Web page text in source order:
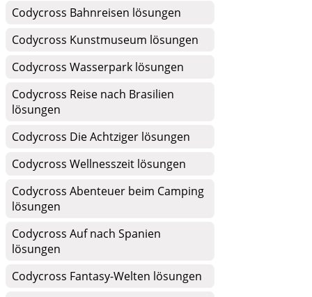
Codycross Bahnreisen lösungen
Codycross Kunstmuseum lösungen
Codycross Wasserpark lösungen
Codycross Reise nach Brasilien
lösungen
Codycross Die Achtziger lösungen
Codycross Wellnesszeit lösungen
Codycross Abenteuer beim Camping
lösungen
Codycross Auf nach Spanien
lösungen
Codycross Fantasy-Welten lösungen